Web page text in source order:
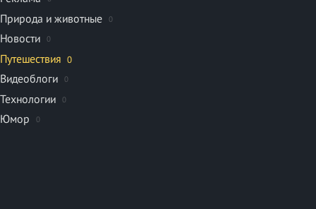
Природа и животные 0
Новости 0
Путешествия 0
Видеоблоги 0
Технологии 0
Юмор 0